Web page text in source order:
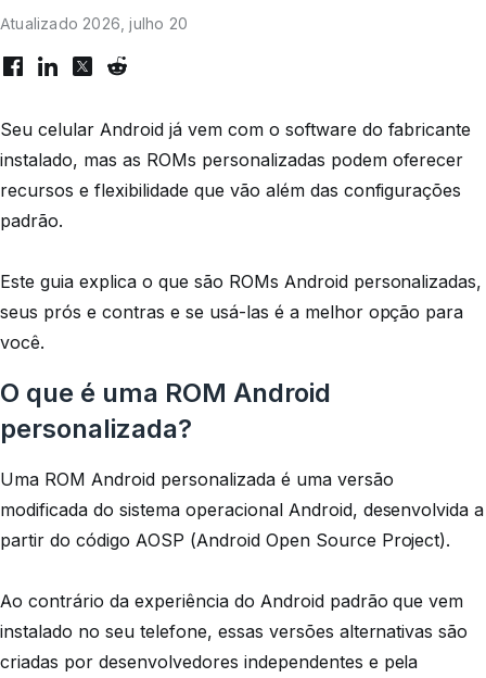
Atualizado 2026, julho 20
Seu celular Android já vem com o software do fabricante
instalado, mas as ROMs personalizadas podem oferecer
recursos e flexibilidade que vão além das configurações
padrão.
Este guia explica o que são ROMs Android personalizadas,
seus prós e contras e se usá-las é a melhor opção para
você.
O que é uma ROM Android
personalizada?
Uma ROM Android personalizada é uma versão
modificada do sistema operacional Android, desenvolvida a
partir do código AOSP (Android Open Source Project).
Ao contrário da experiência do Android padrão que vem
instalado no seu telefone, essas versões alternativas são
criadas por desenvolvedores independentes e pela